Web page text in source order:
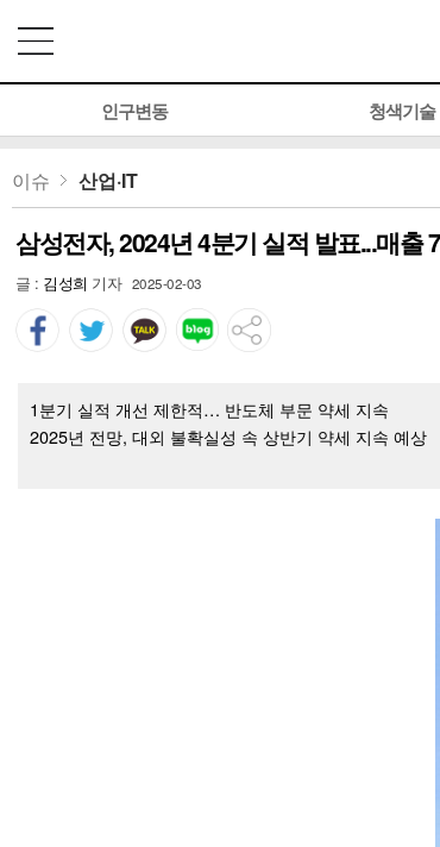
인구변동 청색기술
이슈 산업·IT
삼성전자, 2024년 4분기 실적 발표...매
글 : 김성희 기자 2025-02-03
1분기 실적 개선 제한적… 반도체 부문 약세 지속
2025년 전망, 대외 불확실성 속 상반기 약세 지속 예상